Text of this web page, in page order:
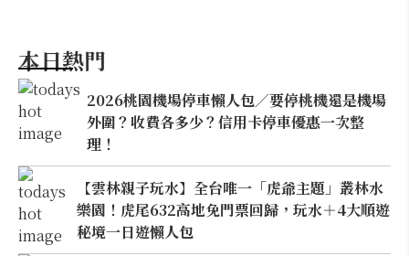
本日熱門
2026桃園機場停車懶人包／要停桃機還是機場
外圍？收費各多少？信用卡停車優惠一次整
理！
【雲林親子玩水】全台唯一「虎爺主題」叢林水
樂園！虎尾632高地免門票回歸，玩水＋4大順遊
秘境一日遊懶人包